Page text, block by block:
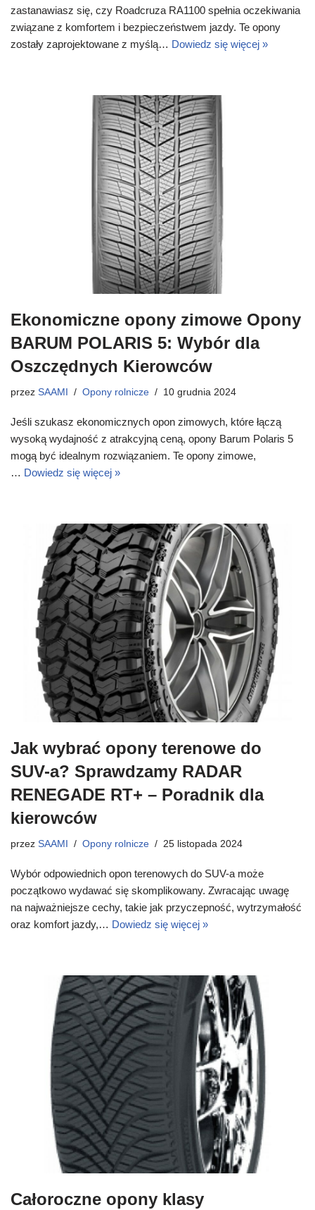
zastanawiasz się, czy Roadcruza RA1100 spełnia oczekiwania
związane z komfortem i bezpieczeństwem jazdy. Te opony
zostały zaprojektowane z myślą… Dowiedz się więcej »
Ekonomiczne opony zimowe Opony
BARUM POLARIS 5: Wybór dla
Oszczędnych Kierowców
przez SAAMI Opony rolnicze 10 grudnia 2024
Jeśli szukasz ekonomicznych opon zimowych, które łączą
wysoką wydajność z atrakcyjną ceną, opony Barum Polaris 5
mogą być idealnym rozwiązaniem. Te opony zimowe,
… Dowiedz się więcej »
Jak wybrać opony terenowe do
SUV-a? Sprawdzamy RADAR
RENEGADE RT+ – Poradnik dla
kierowców
przez SAAMI Opony rolnicze 25 listopada 2024
Wybór odpowiednich opon terenowych do SUV-a może
początkowo wydawać się skomplikowany. Zwracając uwagę
na najważniejsze cechy, takie jak przyczepność, wytrzymałość
oraz komfort jazdy,… Dowiedz się więcej »
Całoroczne opony klasy